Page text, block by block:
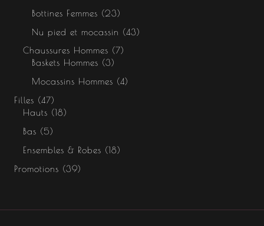
Bottines Femmes
23
Nu pied et mocassin
43
Chaussures Hommes
7
Baskets Hommes
3
Mocassins Hommes
4
Filles
47
Hauts
18
Bas
5
Ensembles & Robes
18
Promotions
39